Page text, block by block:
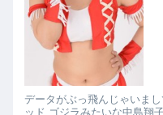
データがぶっ飛んじゃいま
ッド ゴジラみたいな中島